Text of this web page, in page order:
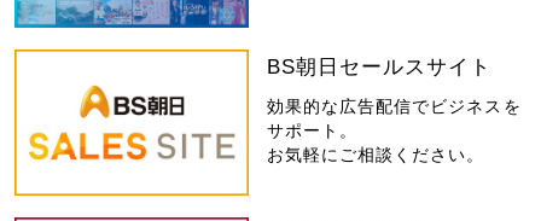
BS朝日セールスサイト
効果的な広告配信でビジネスを
サポート。
お気軽にご相談ください。